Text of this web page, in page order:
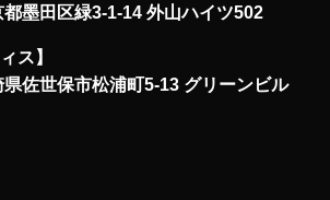
墨田区緑3-1-14 外山ハイツ502
ス】
佐世保市松浦町5-13 グリーンビル